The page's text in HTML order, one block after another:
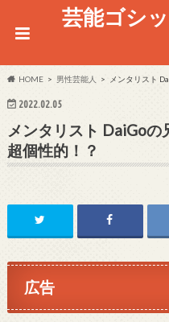
芸能ゴシ
HOME 男性芸能人 メンタリスト
2022.02.05
メンタリスト DaiGoの
超個性的！？
広告